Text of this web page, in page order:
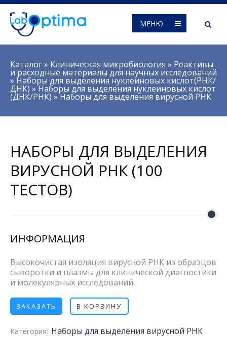
МЕНЮ
Вы здесь
Каталог» Клиническая микробиология » Реактивы
и расходные материалы для научных исследований
» Наборы для выделения нуклеиновых кислот(РНК/
ДНК) » Наборы для выделения нуклеиновых кислот
(ДНК/РНК) » Наборы для выделения вирусной РНК
НАБОРЫ ДЛЯ ВЫДЕЛЕНИЯ
ВИРУСНОЙ РНК (100
ТЕСТОВ)
ИНФОРМАЦИЯ
Высокочистая изоляция вирусной РНК из образцов
сыворотки и плазмы для клинической диагностики
и молекулярных исследований.
ЗАКАЗАТЬ В КОРЗИНУ
Категория: Наборы для выделения вирусной РНК